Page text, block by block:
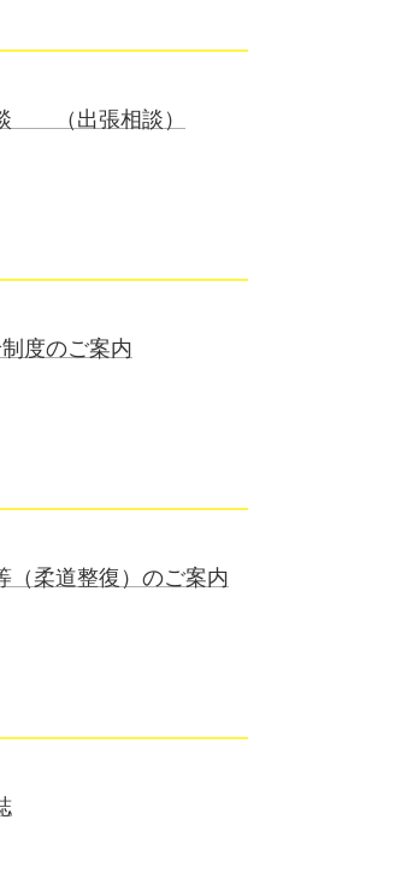
談 （出張相談）
度のご案内
（柔道整復）のご案内